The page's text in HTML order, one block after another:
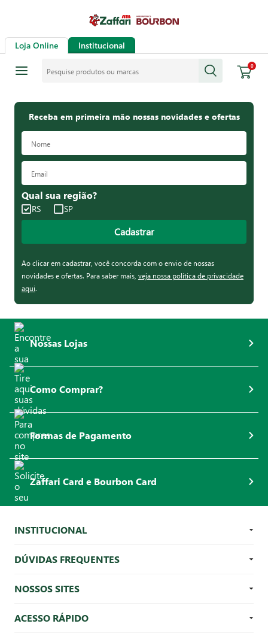
Loja Online Institucional
0
Receba em primeira mão nossas novidades e ofertas
Qual sua região?
RS SP
Cadastrar
Ao clicar em cadastrar, você concorda com o envio de nossas
novidades e ofertas. Para saber mais, veja nossa política de privacidade
aqui.
Nossas Lojas
Como Comprar?
Formas de Pagamento
Zaffari Card e Bourbon Card
INSTITUCIONAL
DÚVIDAS FREQUENTES
NOSSOS SITES
ACESSO RÁPIDO